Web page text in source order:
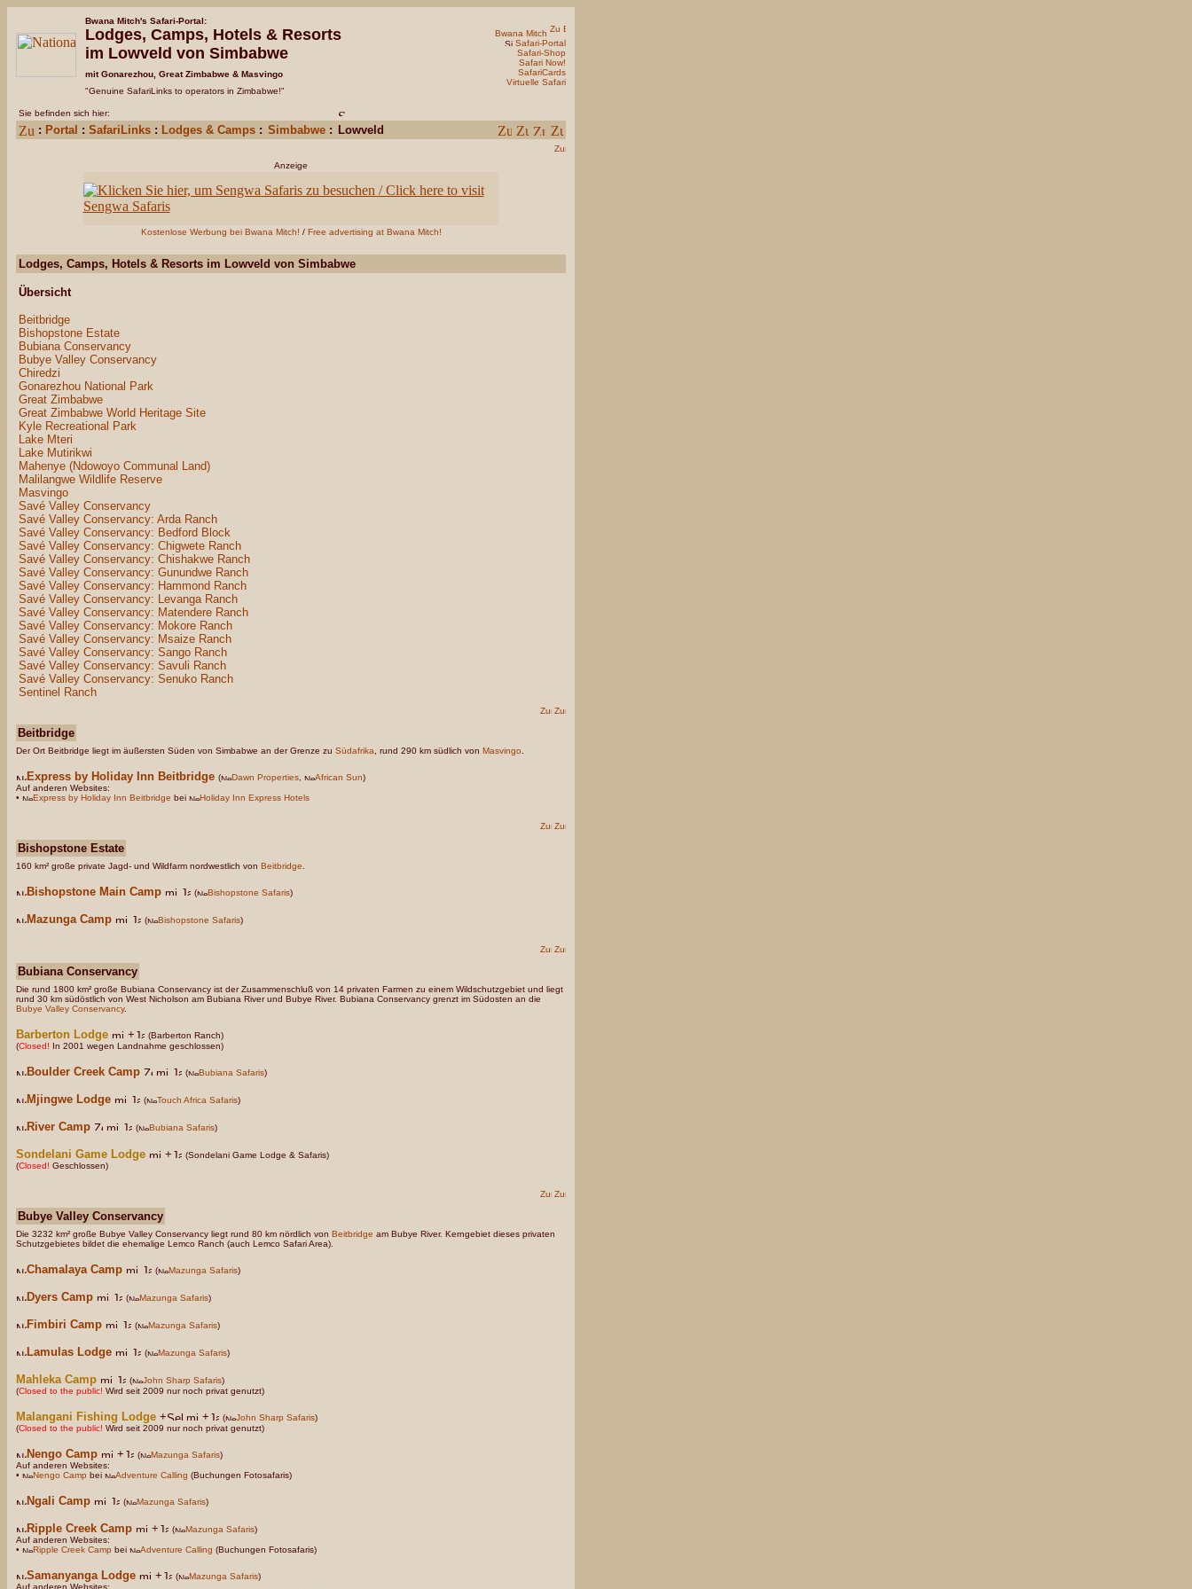
Bwana Mitch's Safari-Portal:
Lodges, Camps, Hotels & Resorts
im Lowveld von Simbabwe
mit Gonarezhou, Great Zimbabwe & Masvingo
"Genuine SafariLinks to operators in Zimbabwe!"
Bwana Mitch
Safari-Portal
Safari-Shop
Safari Now!
SafariCards
Virtuelle Safari
Sie befinden sich hier:
: Portal : SafariLinks : Lodges & Camps : Simbabwe : Lowveld
Anzeige
Kostenlose Werbung bei Bwana Mitch! / Free advertising at Bwana Mitch!
Lodges, Camps, Hotels & Resorts im Lowveld von Simbabwe
Übersicht
Beitbridge
Bishopstone Estate
Bubiana Conservancy
Bubye Valley Conservancy
Chiredzi
Gonarezhou National Park
Great Zimbabwe
Great Zimbabwe World Heritage Site
Kyle Recreational Park
Lake Mteri
Lake Mutirikwi
Mahenye (Ndowoyo Communal Land)
Malilangwe Wildlife Reserve
Masvingo
Savé Valley Conservancy
Savé Valley Conservancy: Arda Ranch
Savé Valley Conservancy: Bedford Block
Savé Valley Conservancy: Chigwete Ranch
Savé Valley Conservancy: Chishakwe Ranch
Savé Valley Conservancy: Gunundwe Ranch
Savé Valley Conservancy: Hammond Ranch
Savé Valley Conservancy: Levanga Ranch
Savé Valley Conservancy: Matendere Ranch
Savé Valley Conservancy: Mokore Ranch
Savé Valley Conservancy: Msaize Ranch
Savé Valley Conservancy: Sango Ranch
Savé Valley Conservancy: Savuli Ranch
Savé Valley Conservancy: Senuko Ranch
Sentinel Ranch
Beitbridge
Der Ort Beitbridge liegt im äußersten Süden von Simbabwe an der Grenze zu Südafrika , rund 290 km südlich von Masvingo
Express by Holiday Inn Beitbridge ( Dawn Properties African Sun)
Auf anderen Websites:
•
Express by Holiday Inn Beitbridge bei Holiday Inn Express Hotels
Bishopstone Estate
160 km² große private Jagd- und Wildfarm nordwestlich von Beitbridge
Bishopstone Main Camp ( Bishopstone Safaris)
Mazunga Camp ( Bishopstone Safaris)
Bubiana Conservancy
Die rund 1800 km² große Bubiana Conservancy ist der Zusammenschluß von 14 privaten Farmen zu einem Wildschutzgebiet und liegt
rund 30 km südöstlich von West Nicholson am Bubiana River und Bubye River. Bubiana Conservancy grenzt im Südosten an die
Bubye Valley Conservancy.
Barberton Lodge +
(Barberton Ranch)
(Closed! In 2001 wegen Landnahme geschlossen)
Boulder Creek Camp ( Bubiana Safaris)
Mjingwe Lodge ( Touch Africa Safaris)
River Camp ( Bubiana Safaris)
Sondelani Game Lodge +
(Sondelani Game Lodge & Safaris)
(Closed! Geschlossen)
Bubye Valley Conservancy
Die 3232 km² große Bubye Valley Conservancy liegt rund 80 km nördlich von Beitbridge am Bubye River. Kerngebiet dieses privaten
Schutzgebietes bildet die ehemalige Lemco Ranch (auch Lemco Safari Area).
Chamalaya Camp ( Mazunga Safaris)
Dyers Camp ( Mazunga Safaris)
Fimbiri Camp ( Mazunga Safaris)
Lamulas Lodge ( Mazunga Safaris)
Mahleka Camp ( John Sharp Safaris)
(Closed to the public! Wird seit 2009 nur noch privat genutzt)
Malangani Fishing Lodge + + ( John Sharp Safaris)
(Closed to the public! Wird seit 2009 nur noch privat genutzt)
Nengo Camp + ( Mazunga Safaris)
Auf anderen Websites:
•
Nengo Camp bei Adventure Calling (Buchungen Fotosafaris)
Ngali Camp ( Mazunga Safaris)
Ripple Creek Camp + ( Mazunga Safaris)
Auf anderen Websites:
•
Ripple Creek Camp bei Adventure Calling (Buchungen Fotosafaris)
Samanyanga Lodge + ( Mazunga Safaris)
Auf anderen Websites: